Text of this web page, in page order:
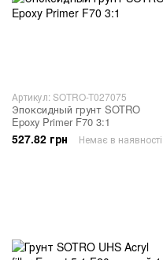
Артикул: SOTRO-T027075
Эпоксидный грунт SOTRO
Epoxy Primer F70 3:1
527.82 грн Немає в наявності